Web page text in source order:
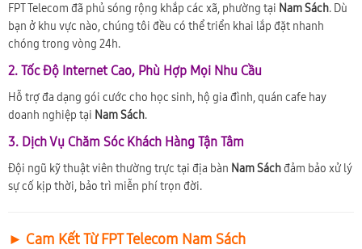
FPT Telecom đã phủ sóng rộng khắp các xã, phường tại Nam Sách. Dù
bạn ở khu vực nào, chúng tôi đều có thể triển khai lắp đặt nhanh
chóng trong vòng 24h.
2. Tốc Độ Internet Cao, Phù Hợp Mọi Nhu Cầu
Hỗ trợ đa dạng gói cước cho học sinh, hộ gia đình, quán cafe hay
doanh nghiệp tại Nam Sách.
3. Dịch Vụ Chăm Sóc Khách Hàng Tận Tâm
Đội ngũ kỹ thuật viên thường trực tại địa bàn Nam Sáchđảm bảo xử lý
sự cố kịp thời, bảo trì miễn phí trọn đời.
► Cam Kết Từ FPT Telecom Nam Sách